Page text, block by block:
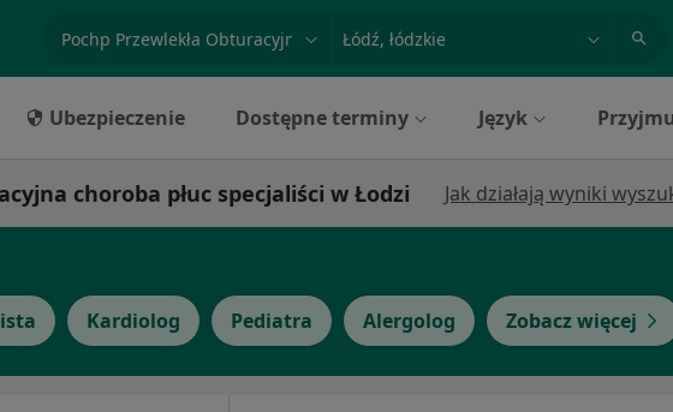
specjalizacja, badanie lub nazwiskomiasto lub dzielnica
Ubezpieczenie Dostępne terminy Język
choroba płuc specjaliści w Łodzi Jak działają wyniki
Kardiolog Pediatra Alergolog Zobacz więcej